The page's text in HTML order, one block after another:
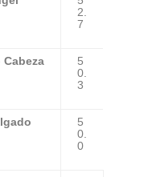
2.
7
Cabeza
5
0.
3
5
0.
0